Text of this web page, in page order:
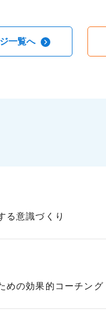
一覧へ
る意識づくり
めの効果的コーチング